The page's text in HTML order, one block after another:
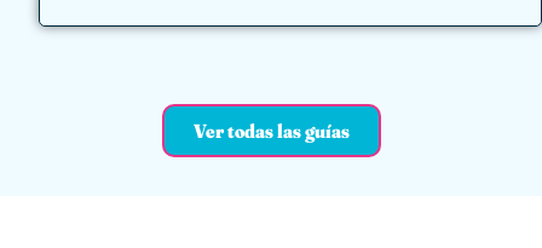
Ver todas las guías